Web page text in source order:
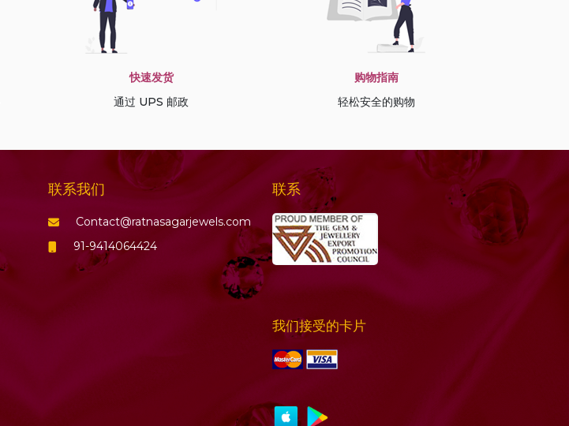
快速发货
通过 UPS 邮政
购物指南
轻松安全的购物
联系我们
Contact@ratnasagarjewels.com
91-9414064424
联系
我们接受的卡片